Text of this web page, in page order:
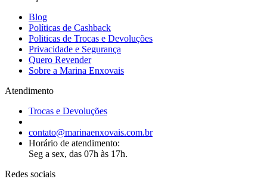
Blog
Políticas de Cashback
Politicas de Trocas e Devoluções
Privacidade e Segurança
Quero Revender
Sobre a Marina Enxovais
Atendimento
Trocas e Devoluções
contato@marinaenxovais.com.br
Horário de atendimento:
Seg a sex, das 07h às 17h.
Redes sociais